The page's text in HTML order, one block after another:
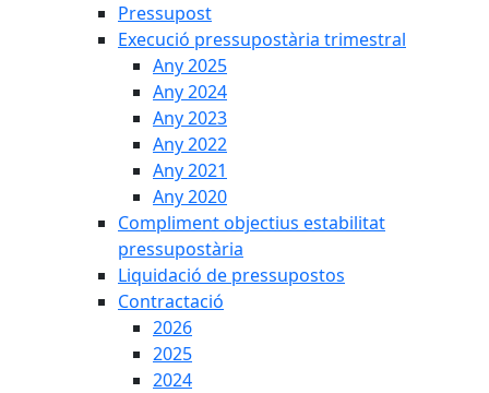
Pressupost
Execució pressupostària trimestral
Any 2025
Any 2024
Any 2023
Any 2022
Any 2021
Any 2020
Compliment objectius estabilitat
pressupostària
Liquidació de pressupostos
Contractació
2026
2025
2024